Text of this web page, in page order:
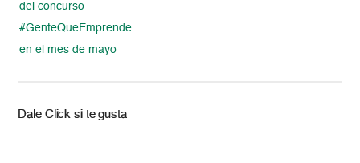
del concurso
#GenteQueEmprende
en el mes de mayo
Dale Click si te gusta